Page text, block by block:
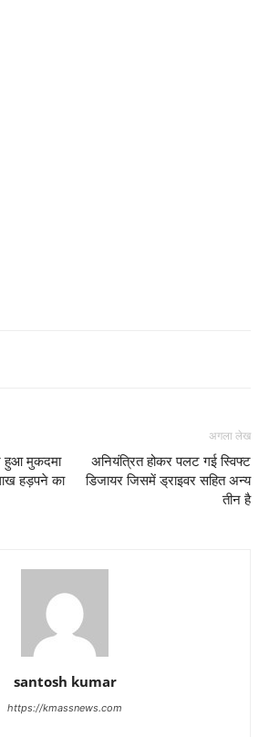
हुआ मुकदमा
हड़पने का
अगला लेख
अनियंत्रित होकर पलट गई स्विफ्ट
डिजायर जिसमें ड्राइवर सहित अन्य
तीन है
santosh kumar
https://kmassnews.com